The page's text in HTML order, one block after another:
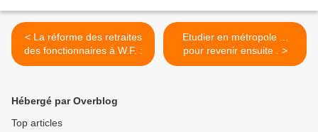
< La réforme des retraites
des fonctionnaires à W.F. :
Etudier en métropole ...
pour revenir ensuite . >
Hébergé par Overblog
Top articles